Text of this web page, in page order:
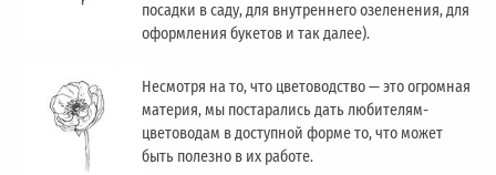
посадки в саду, для внутреннего озеленения, для
оформления букетов и так далее).
Несмотря на то, что цветоводство — это огромная
материя, мы постарались дать любителям-
цветоводам в доступной форме то, что может
быть полезно в их работе.